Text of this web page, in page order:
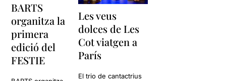
BARTS
organitza la
primera
edició del
FESTIE
Les veus
dolces de Les
Cot viatgen a
París
El trio de cantactrius